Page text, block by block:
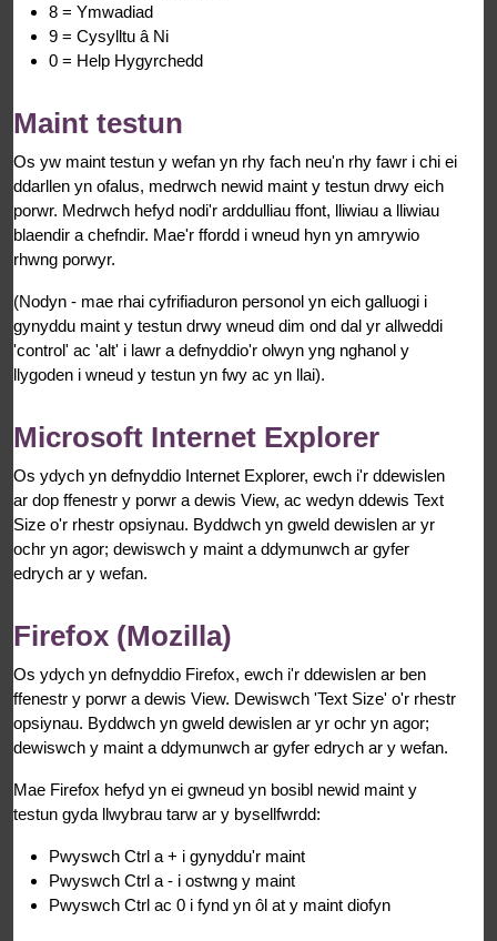
8 = Ymwadiad
9 = Cysylltu â Ni
0 = Help Hygyrchedd
Maint testun
Os yw maint testun y wefan yn rhy fach neu'n rhy fawr i chi ei
ddarllen yn ofalus, medrwch newid maint y testun drwy eich
porwr. Medrwch hefyd nodi'r arddulliau ffont, lliwiau a lliwiau
blaendir a chefndir. Mae'r ffordd i wneud hyn yn amrywio
rhwng porwyr.
(Nodyn - mae rhai cyfrifiaduron personol yn eich galluogi i
gynyddu maint y testun drwy wneud dim ond dal yr allweddi
'control' ac 'alt' i lawr a defnyddio'r olwyn yng nghanol y
llygoden i wneud y testun yn fwy ac yn llai).
Microsoft Internet Explorer
Os ydych yn defnyddio Internet Explorer, ewch i'r ddewislen
ar dop ffenestr y porwr a dewis View, ac wedyn ddewis Text
Size o'r rhestr opsiynau. Byddwch yn gweld dewislen ar yr
ochr yn agor; dewiswch y maint a ddymunwch ar gyfer
edrych ar y wefan.
Firefox (Mozilla)
Os ydych yn defnyddio Firefox, ewch i'r ddewislen ar ben
ffenestr y porwr a dewis View. Dewiswch 'Text Size' o'r rhestr
opsiynau. Byddwch yn gweld dewislen ar yr ochr yn agor;
dewiswch y maint a ddymunwch ar gyfer edrych ar y wefan.
Mae Firefox hefyd yn ei gwneud yn bosibl newid maint y
testun gyda llwybrau tarw ar y bysellfwrdd:
Pwyswch Ctrl a + i gynyddu'r maint
Pwyswch Ctrl a - i ostwng y maint
Pwyswch Ctrl ac 0 i fynd yn ôl at y maint diofyn